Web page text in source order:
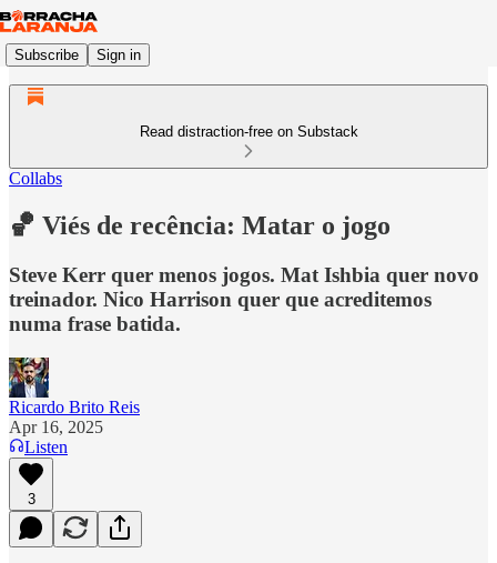
Subscribe Sign in
Read distraction-free on Substack
Collabs
🏀 Viés de recência: Matar o jogo
Steve Kerr quer menos jogos. Mat Ishbia quer novo
treinador. Nico Harrison quer que acreditemos
numa frase batida.
Ricardo Brito Reis
Apr 16, 2025
Listen
3